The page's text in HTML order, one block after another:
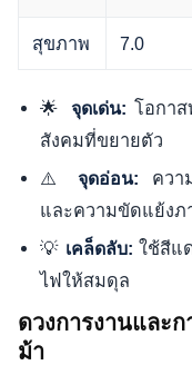
สุขภาพ 7.0
🌟 จุดเด่น: โอกา
สังคมที่ขยายตัว
⚠️จุดอ่อน:
ควา
และความขัดแย้งภ
💡 เคล็ดลับ: ใช้สีแ
ไฟให้สมดุล
ดวงการงานและก
ม้า